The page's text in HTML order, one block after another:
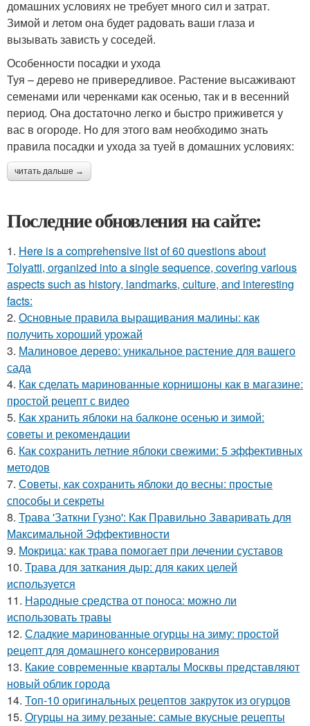
домашних условиях не требует много сил и затрат.
Зимой и летом она будет радовать ваши глаза и
вызывать зависть у соседей.
Особенности посадки и ухода
Туя – дерево не привередливое. Растение высаживают
семенами или черенками как осенью, так и в весенний
период. Она достаточно легко и быстро приживется у
вас в огороде. Но для этого вам необходимо знать
правила посадки и ухода за туей в домашних условиях:
читать дальше →
Последние обновления на сайте:
1. Here is a comprehensive list of 60 questions about
Tolyatti, organized into a single sequence, covering various
aspects such as history, landmarks, culture, and interesting
facts:
2. Основные правила выращивания малины: как
получить хороший урожай
3. Малиновое дерево: уникальное растение для вашего
сада
4. Как сделать маринованные корнишоны как в магазине:
простой рецепт с видео
5. Как хранить яблоки на балконе осенью и зимой:
советы и рекомендации
6. Как сохранить летние яблоки свежими: 5 эффективных
методов
7. Советы, как сохранить яблоки до весны: простые
способы и секреты
8. Трава 'Заткни Гузно': Как Правильно Заваривать для
Максимальной Эффективности
9. Мокрица: как трава помогает при лечении суставов
10. Трава для заткания дыр: для каких целей
используется
11. Народные средства от поноса: можно ли
использовать травы
12. Сладкие маринованные огурцы на зиму: простой
рецепт для домашнего консервирования
13. Какие современные кварталы Москвы представляют
новый облик города
14. Топ-10 оригинальных рецептов закруток из огурцов
15. Огурцы на зиму резаные: самые вкусные рецепты